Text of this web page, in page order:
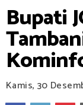
Bupati
Kamis, 30